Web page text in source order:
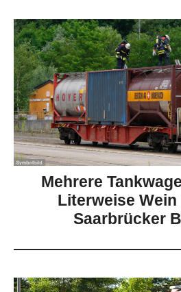
Mehrere
Literweise
Saarbrücker